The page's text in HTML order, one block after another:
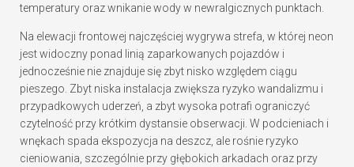
temperatury oraz wnikanie wody w newralgicznych punktach.
Na elewacji frontowej najczęściej wygrywa strefa, w której neon
jest widoczny ponad linią zaparkowanych pojazdów i
jednocześnie nie znajduje się zbyt nisko względem ciągu
pieszego. Zbyt niska instalacja zwiększa ryzyko wandalizmu i
przypadkowych uderzeń, a zbyt wysoka potrafi ograniczyć
czytelność przy krótkim dystansie obserwacji. W podcieniach i
wnękach spada ekspozycja na deszcz, ale rośnie ryzyko
cieniowania, szczególnie przy głębokich arkadach oraz przy